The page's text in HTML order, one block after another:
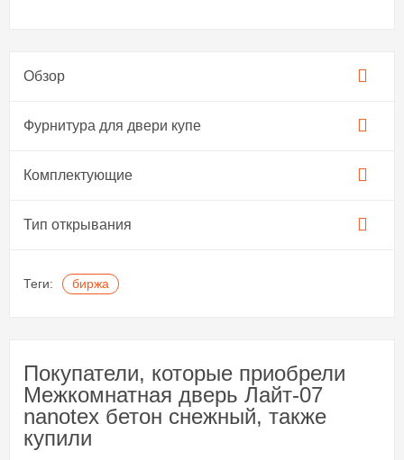
Обзор
Фурнитура для двери купе​
Комплектующие
Тип открывания
Теги: биржа
Покупатели, которые приобрели
Межкомнатная дверь Лайт-07
nanotex бетон снежный, также
купили